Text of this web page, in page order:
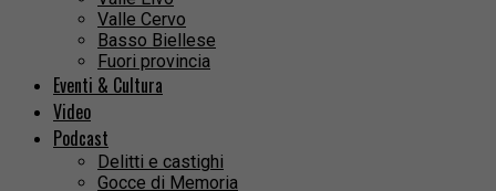
Valle Cervo
Basso Biellese
Fuori provincia
Eventi & Cultura
Video
Podcast
Delitti e castighi
Gocce di Memoria